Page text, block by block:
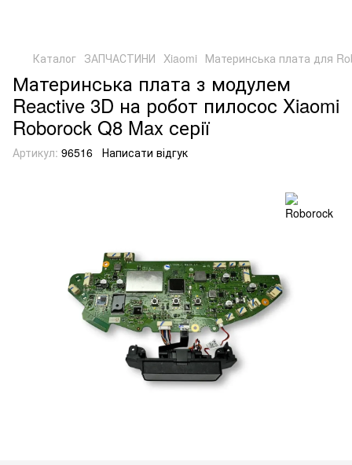
Каталог ЗАПЧАСТИНИ Xiaomi Материнська плата для
Материнська плата з модулем
Reactive 3D на робот пилосос Xiaomi
Roborock Q8 Max серії
Артикул: 96516 Написати відгук